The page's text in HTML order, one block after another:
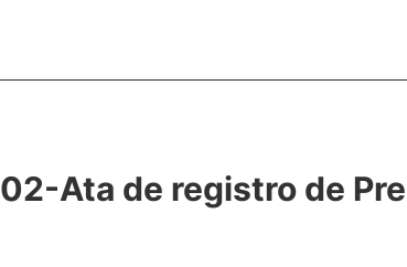
02-Ata de registro de